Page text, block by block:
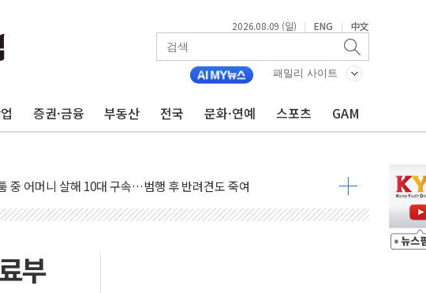
2026.08.09 (일) | ENG | 中文
패밀리 사이트
증권·금융 부동산 전국 문화·연예 스포츠 GAM
장서 질식사고 발생…작업자 1명 숨져
리 국가산단에 '철강 AI융합실증센터' 들어선다
정청래에 누적 1.48%p 차 선두 유지...金 46.01% vs 鄭 44.53%
대구·경북 경선서 정청래에 승리…金 48.54% vs 鄭 44.40%
원·대구·경북 경선 결과...김민석 48.54% 정청래 44.40%
구 경선 결과 발표...정청래 47.82% 김민석 46.35% 송영길 5.83%
강원 경선 결과 발표...김민석 50.30% 정청래 41.94% 송영길 7.76%
부